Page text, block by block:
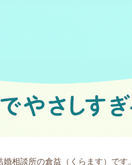
相談所の倉益（くらます）です。